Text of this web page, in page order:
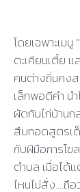
โดยเฉพาะเม
ตะเคียนเตี้ย
คนต่างถิ่นคงส
เล็กพอดีคำ น
ผัดกับไก่บ้านก
สืบทอดสูตรเ
กับฝีมือการโข
ตำบล เมื่อได้
ไหนไม่สั่ง….ถื